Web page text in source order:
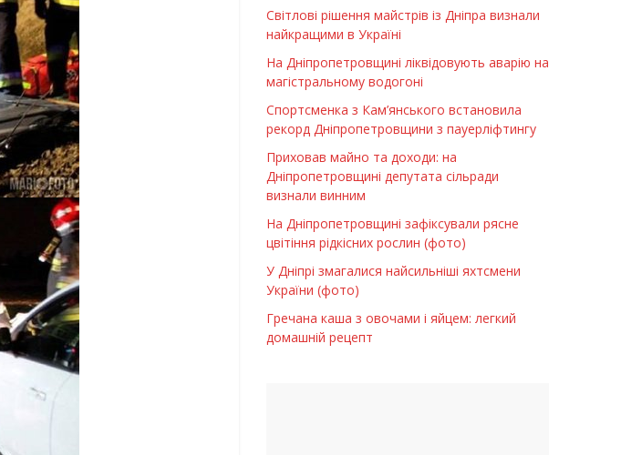
Світлові рішення майстрів із Дніпра визнали
найкращими в Україні
На Дніпропетровщині ліквідовують аварію на
магістральному водогоні
Спортсменка з Кам’янського встановила
рекорд Дніпропетровщини з пауерліфтингу
Приховав майно та доходи: на
Дніпропетровщині депутата сільради
визнали винним
На Дніпропетровщині зафіксували рясне
цвітіння рідкісних рослин (фото)
У Дніпрі змагалися найсильніші яхтсмени
України (фото)
Гречана каша з овочами і яйцем: легкий
домашній рецепт